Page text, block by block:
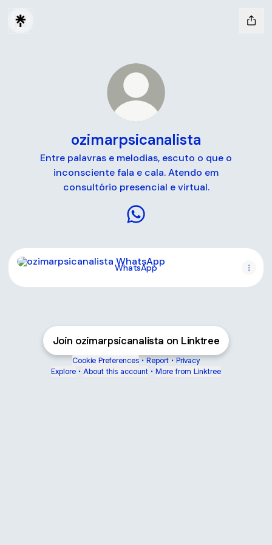
ozimarpsicanalista
Entre palavras e melodias, escuto o que o
inconsciente fala e cala. Atendo em
consultório presencial e virtual.
WhatsApp
WhatsApp
Join ozimarpsicanalista on Linktree
Cookie Preferences • Report • Privacy
Explore • About this account • More from Linktree